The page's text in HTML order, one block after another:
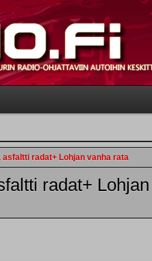
radat+ Lohjan vanha rata
radat+